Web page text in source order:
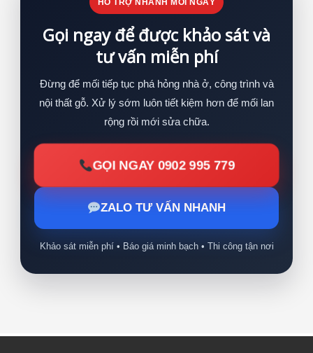
Gọi ngay để được khảo sát và
tư vấn miễn phí
Đừng để mối tiếp tục phá hỏng nhà ở, công trình và
nội thất gỗ. Xử lý sớm luôn tiết kiệm hơn để mối lan
rộng rồi mới sửa chữa.
GỌI NGAY 0902 995 779
ZALO TƯ VẤN NHANH
Khảo sát miễn phí • Báo giá minh bạch • Thi công tận nơi